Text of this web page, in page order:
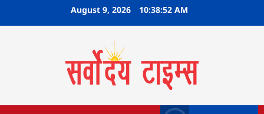
August 9, 2026 10:38:53 AM